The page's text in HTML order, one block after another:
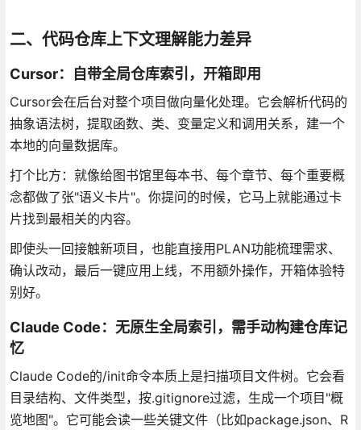
二、代码仓库上下文理解能力差异
Cursor：自带全局仓库索引，开箱即用
Cursor会在后台对整个项目做向量化处理。它会解析代码的
抽象语法树，提取函数、类、变量定义和调用关系，建一个
本地的向量数据库。
打个比方：就像给图书馆里每本书、每个章节、每个重要概
念都做了张"语义卡片"。你提问的时候，它马上就能通过卡
片找到最相关的内容。
即使头一回接触新项目，也能直接用PLAN功能梳理需求、
确认改动，最后一键应用上线，不用额外操作，开箱体验特
别好。
Claude Code：无原生全局索引，需手动构建仓库记
忆
Claude Code的/init命令本质上是扫描项目文件树。它会看
目录结构、文件类型，按.gitignore过滤，生成一个项目"概
览地图"。它可能会读一些关键文件（比如package.json、R